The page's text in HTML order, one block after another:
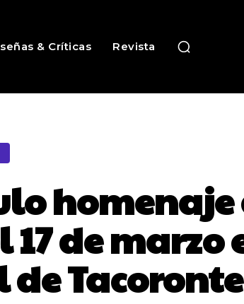
& Críticas Revista
homenaje
17 de marzo
Tacoronte